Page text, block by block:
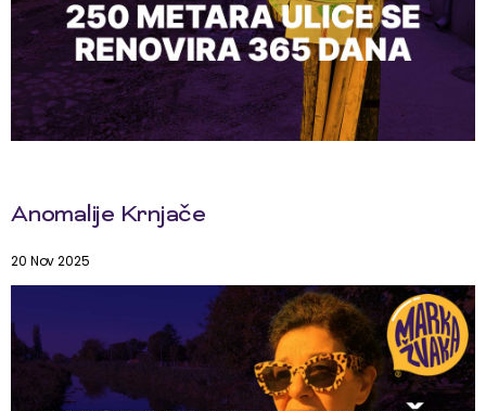
Anomalije Krnjače
20 Nov 2025